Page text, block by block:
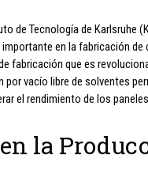
de Tecnología de Karlsruhe
en la fabricación
fabricación que es
vacío libre de solventes
el rendimiento de los
la